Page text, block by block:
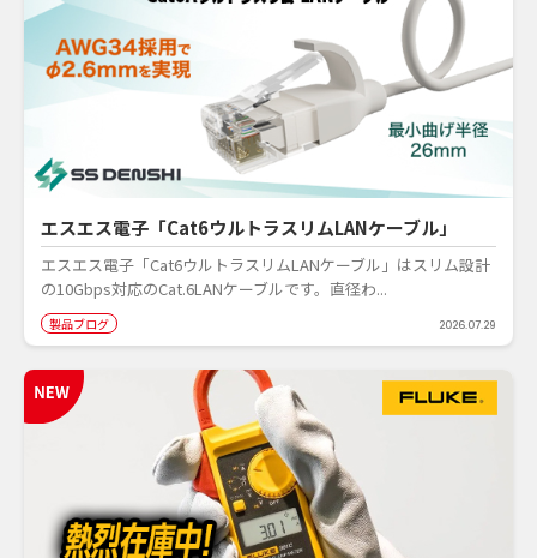
エスエス電子「Cat6ウルトラスリムLANケーブル」
エスエス電子「Cat6ウルトラスリムLANケーブル」はスリム設計
の10Gbps対応のCat.6LANケーブルです。直径わ...
製品ブログ 2026.07.29